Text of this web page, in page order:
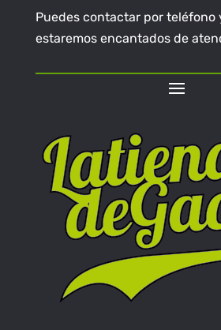
Puedes contactar por teléfono
estaremos encantados de